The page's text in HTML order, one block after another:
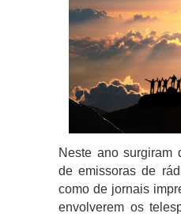
Neste ano surgiram
de emissoras de
como de jornais
envolverem os